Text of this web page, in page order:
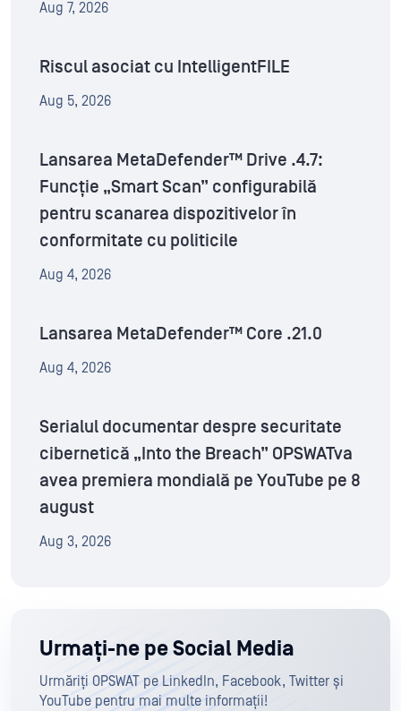
Aug 7, 2026
Riscul asociat cu IntelligentFILE
Aug 5, 2026
Lansarea MetaDefender™ Drive .4.7:
Funcție „Smart Scan” configurabilă
pentru scanarea dispozitivelor în
conformitate cu politicile
Aug 4, 2026
Lansarea MetaDefender™ Core .21.0
Aug 4, 2026
Serialul documentar despre securitate
cibernetică „Into the Breach” OPSWATva
avea premiera mondială pe YouTube pe 8
august
Aug 3, 2026
Urmați-ne pe Social Media
Urmăriți OPSWAT pe LinkedIn, Facebook, Twitter și
YouTube pentru mai multe informații!